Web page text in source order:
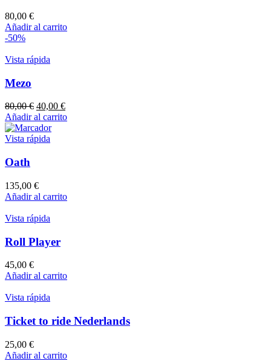
80,00 €
Añadir al carrito
-50%
Vista rápida
Mezo
80,00€ 40,00 €
Añadir al carrito
Vista rápida
Oath
135,00 €
Añadir al carrito
Vista rápida
Roll Player
45,00 €
Añadir al carrito
Vista rápida
Ticket to ride Nederlands
25,00 €
Añadir al carrito